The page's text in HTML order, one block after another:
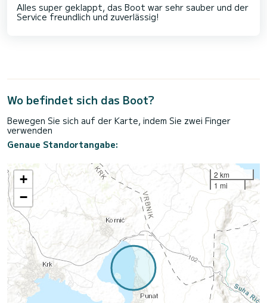
Alles super geklappt, das Boot war sehr sauber und der
Service freundlich und zuverlässig!
Wo befindet sich das Boot?
Bewegen Sie sich auf der Karte, indem Sie zwei Finger
verwenden
Genaue Standortangabe:
+
−
2 km
1 mi